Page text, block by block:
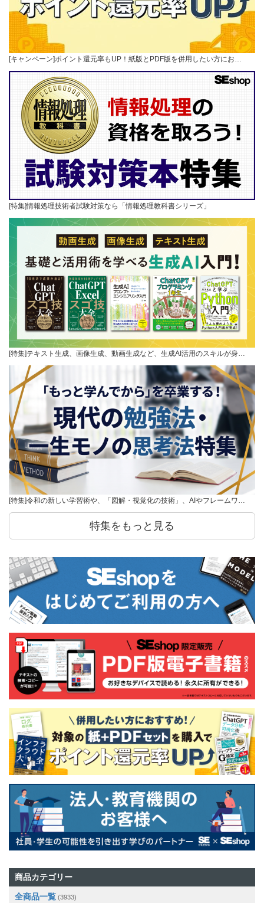
[キャンペーン]ポイント還元率もUP！紙版とPDF版を併用したい方にお…
[特集]情報処理技術者試験対策なら「情報処理教科書シリーズ」
[特集]テキスト生成、画像生成、動画生成など、生成AI活用のスキルが身…
[特集]令和の新しい学習術や、「図解・視覚化の技術」、AIやフレームワ…
特集をもっと見る
商品カテゴリー
全商品一覧 (3933)